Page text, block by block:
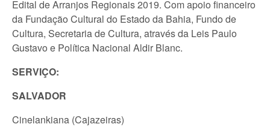
Edital de Arranjos Regionais 2019. Com apoio financeiro
da Fundação Cultural do Estado da Bahia, Fundo de
Cultura, Secretaria de Cultura, através da Leis Paulo
Gustavo e Política Nacional Aldir Blanc.
SERVIÇO:
SALVADOR
Cinelankiana (Cajazeiras)